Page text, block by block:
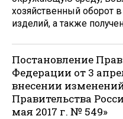
хозяйственный оборот
изделий, а также
Постановление
Федерации от 3
внесении
Правительства
мая 2017 г. № 549»